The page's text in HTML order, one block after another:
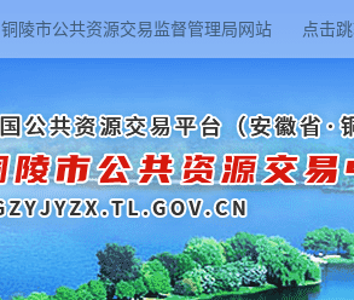
铜陵市公共资源交易监督管理局网站 点击